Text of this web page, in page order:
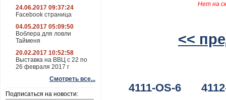
24.06.2017 09:37:24
Facebook страница
04.05.2017 05:09:50
Воблера для ловли
Тайменя
20.02.2017 10:52:58
Выставка на ВВЦ с 22 по
26 февраля 2017 г
Смотреть все...
Подписаться на новости:
Нет на
<<
4111-OS-6